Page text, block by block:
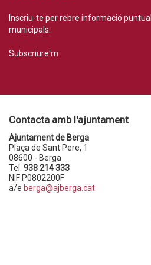
Inscriu-te per rebre informació
municipals.
Subscriure'm
Contacta amb l'ajuntament
Ajuntament de Berga
Plaça de Sant Pere, 1
08600 - Berga
Tel. 938 214 333
NIF P0802200F
a/e berga@ajberga.cat